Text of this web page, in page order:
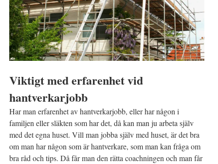
Viktigt med erfarenhet vid
hantverkarjobb
Har man erfarenhet av hantverkarjobb, eller har någon i
familjen eller släkten som har det, då kan man ju arbeta själv
med det egna huset. Vill man jobba själv med huset, är det bra
om man har någon som är hantverkare, som man kan fråga om
bra råd och tips. Då får man den rätta coachningen och man får